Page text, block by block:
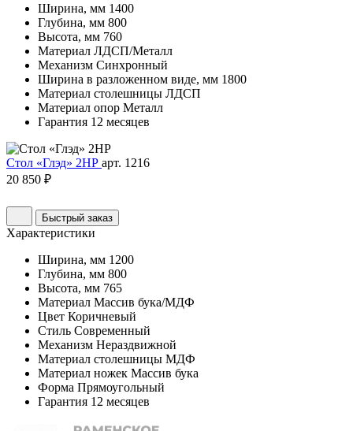
Ширина, мм 1400
Глубина, мм 800
Высота, мм 760
Материал ЛДСП/Металл
Механизм Синхронный
Ширина в разложенном виде, мм 1800
Материал столешницы ЛДСП
Материал опор Металл
Гарантия 12 месяцев
Стол «Глэд» 2НР арт. 1216
20 850 ₽
Быстрый заказ
Характеристики
Ширина, мм 1200
Глубина, мм 800
Высота, мм 765
Материал Массив бука/МДФ
Цвет Коричневый
Стиль Современный
Механизм Нераздвижной
Материал столешницы МДФ
Материал ножек Массив бука
Форма Прямоугольный
Гарантия 12 месяцев